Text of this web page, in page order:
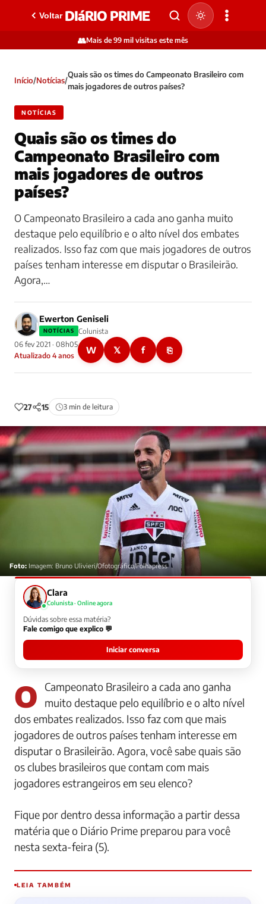
Voltar DIáRIO PRIME
👥Mais de 99 mil visitas este mês
Início/Notícias/
Quais são os times do Campeonato Brasileiro com
mais jogadores de outros países?
NOTÍCIAS
Quais são os times do
Campeonato Brasileiro com
mais jogadores de outros
países?
O Campeonato Brasileiro a cada ano ganha muito
destaque pelo equilíbrio e o alto nível dos embates
realizados. Isso faz com que mais jogadores de outros
países tenham interesse em disputar o Brasileirão.
Agora,…
Ewerton Geniseli
NOTÍCIAS
Colunista
06 fev 2021 · 08h05
Atualizado 4 anos
W 𝕏 f ⎘
27 15 3 min de leitura
Foto: Imagem: Bruno Ulivieri/Ofotográfico/Folhapress
Clara
Colunista · Online agora
Dúvidas sobre essa matéria?
Fale comigo que explico 💬
Iniciar conversa
O Campeonato Brasileiro a cada ano ganha
muito destaque pelo equilíbrio e o alto nível
dos embates realizados. Isso faz com que mais
jogadores de outros países tenham interesse em
disputar o Brasileirão. Agora, você sabe quais são
os clubes brasileiros que contam com mais
jogadores estrangeiros em seu elenco?
Fique por dentro dessa informação a partir dessa
matéria que o Diário Prime preparou para você
nesta sexta-feira (5).
LEIA TAMBÉM